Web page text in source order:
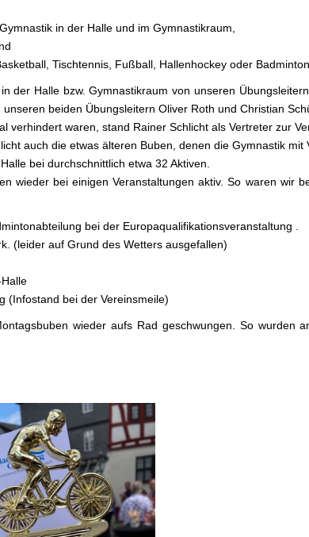
in der Halle und im Gymnastikraum,
Tischtennis, Fußball, Hallenhockey oder
der Halle bzw. Gymnastikraum von unseren
beiden Übungsleitern Oliver Roth und Christian
verhindert waren, stand Rainer Schlicht als Vertreter zur
auch die etwas älteren Buben, denen die Gymnastik mit
bei durchschnittlich etwa 32 Aktiven.
wieder bei einigen Veranstaltungen aktiv. So waren wir
bei der Europaqualifikationsveranstaltung .
(leider auf Grund des Wetters ausgefallen)
(Infostand bei der Vereinsmeile)
wieder aufs Rad geschwungen. So wurden